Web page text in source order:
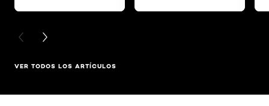
PREVIOUS CARD
NEXT CARD
VER TODOS LOS ARTÍCULOS